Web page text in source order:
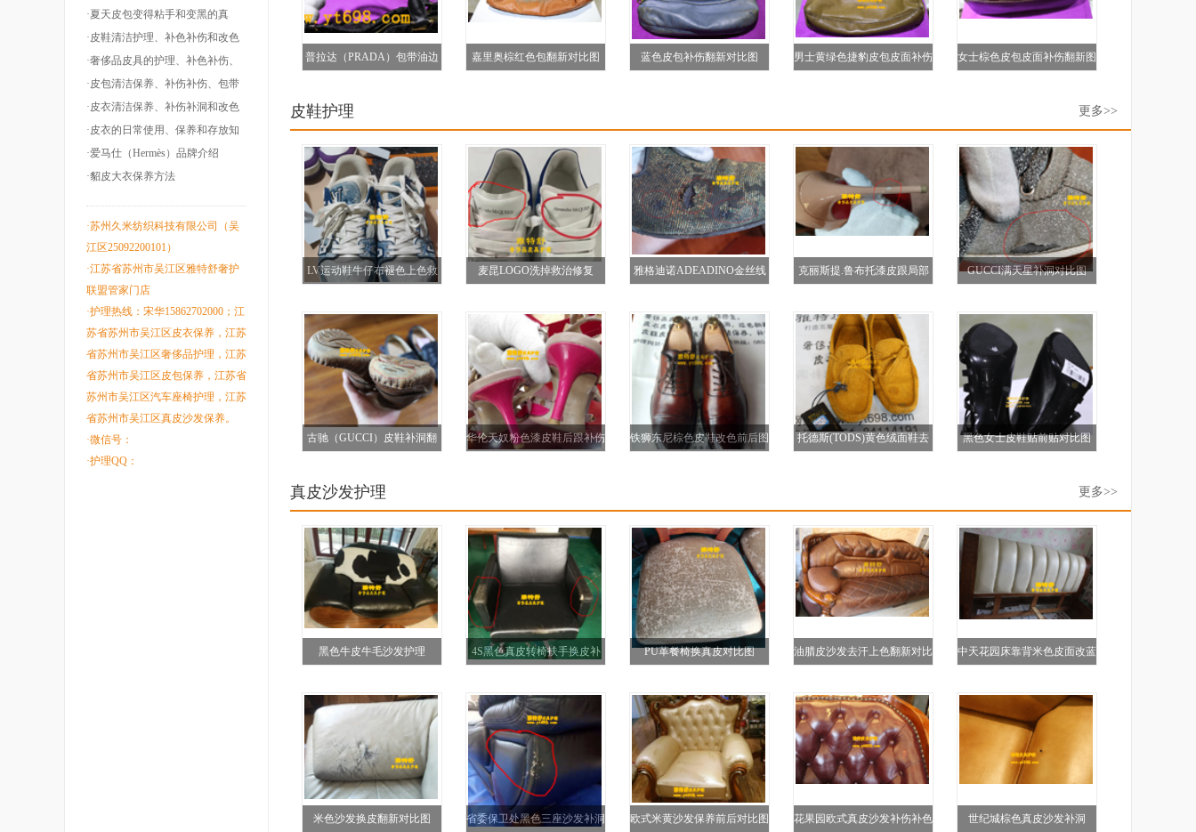
·夏天皮包变得粘手和变黑的真
相！
·皮鞋清洁护理、补色补伤和改色
翻新！
·奢侈品皮具的护理、补色补伤、
包带油边和翻
·皮包清洁保养、补伤补伤、包带
洞边和改色翻
·皮衣清洁保养、补伤补洞和改色
翻新！
·皮衣的日常使用、保养和存放知
识！
·爱马仕（Hermès）品牌介绍
·貂皮大衣保养方法
·苏州久米纺织科技有限公司（吴
江区25092200101）
·江苏省苏州市吴江区雅特舒奢护
联盟管家门店
·护理热线：宋华15862702000；江
苏省苏州市吴江区皮衣保养，江苏
省苏州市吴江区奢侈品护理，江苏
省苏州市吴江区皮包保养，江苏省
苏州市吴江区汽车座椅护理，江苏
省苏州市吴江区真皮沙发保养。
·微信号：
·护理QQ：
普拉达（PRADA）包带油边 嘉里奥棕红色包翻新对比图 蓝色皮包补伤翻新对比图 男士黄绿色捷豹皮包皮面补伤 女士棕色皮包皮面补伤翻新图
皮鞋护理 更多>>
LV运动鞋牛仔布褪色上色救 麦昆LOGO洗掉救治修复 雅格迪诺ADEADINO金丝线 克丽斯提.鲁布托漆皮跟局部 GUCCI满天星补洞对比图
古驰（GUCCI）皮鞋补洞翻 华伦天奴粉色漆皮鞋后跟补伤 铁狮东尼棕色皮鞋改色前后图 托德斯(TODS)黄色绒面鞋去 黑色女士皮鞋贴前贴对比图
真皮沙发护理 更多>>
黑色牛皮牛毛沙发护理 4S黑色真皮转椅扶手换皮补 PU革餐椅换真皮对比图 油腊皮沙发去汗上色翻新对比 中天花园床靠背米色皮面改蓝
米色沙发换皮翻新对比图 省委保卫处黑色三座沙发补洞 欧式米黄沙发保养前后对比图 花果园欧式真皮沙发补伤补色 世纪城棕色真皮沙发补洞